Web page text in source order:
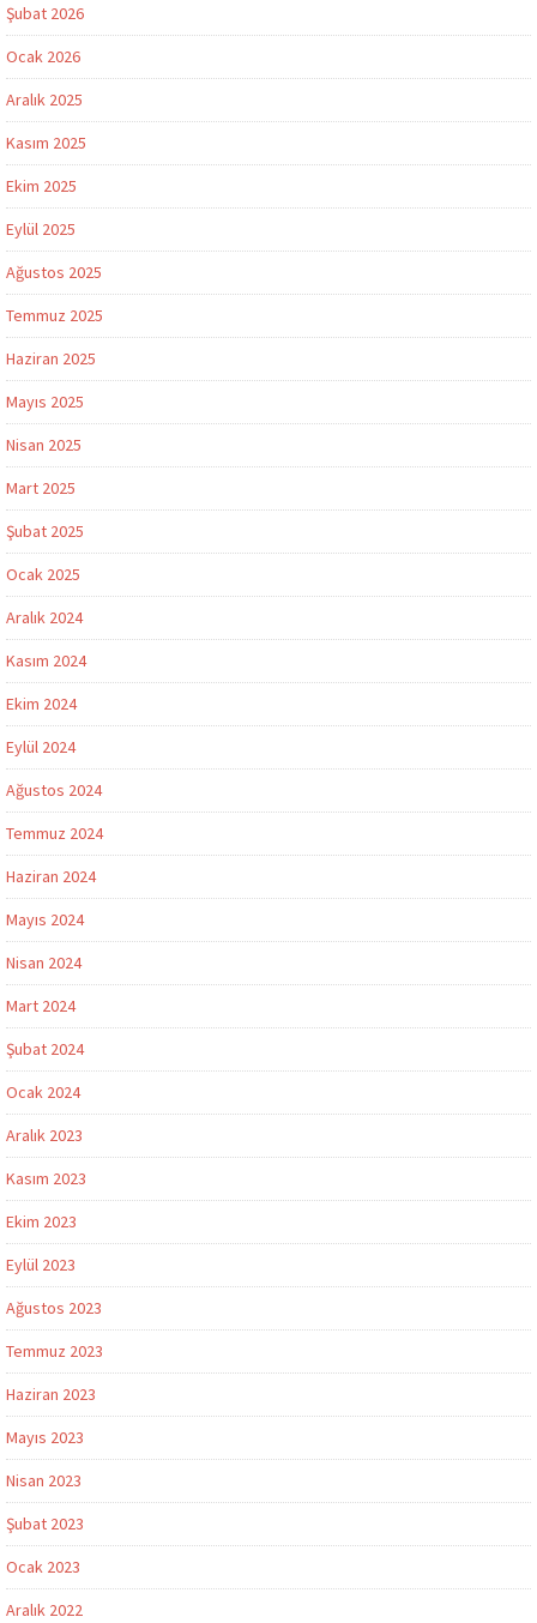
Şubat 2026
Ocak 2026
Aralık 2025
Kasım 2025
Ekim 2025
Eylül 2025
Ağustos 2025
Temmuz 2025
Haziran 2025
Mayıs 2025
Nisan 2025
Mart 2025
Şubat 2025
Ocak 2025
Aralık 2024
Kasım 2024
Ekim 2024
Eylül 2024
Ağustos 2024
Temmuz 2024
Haziran 2024
Mayıs 2024
Nisan 2024
Mart 2024
Şubat 2024
Ocak 2024
Aralık 2023
Kasım 2023
Ekim 2023
Eylül 2023
Ağustos 2023
Temmuz 2023
Haziran 2023
Mayıs 2023
Nisan 2023
Şubat 2023
Ocak 2023
Aralık 2022